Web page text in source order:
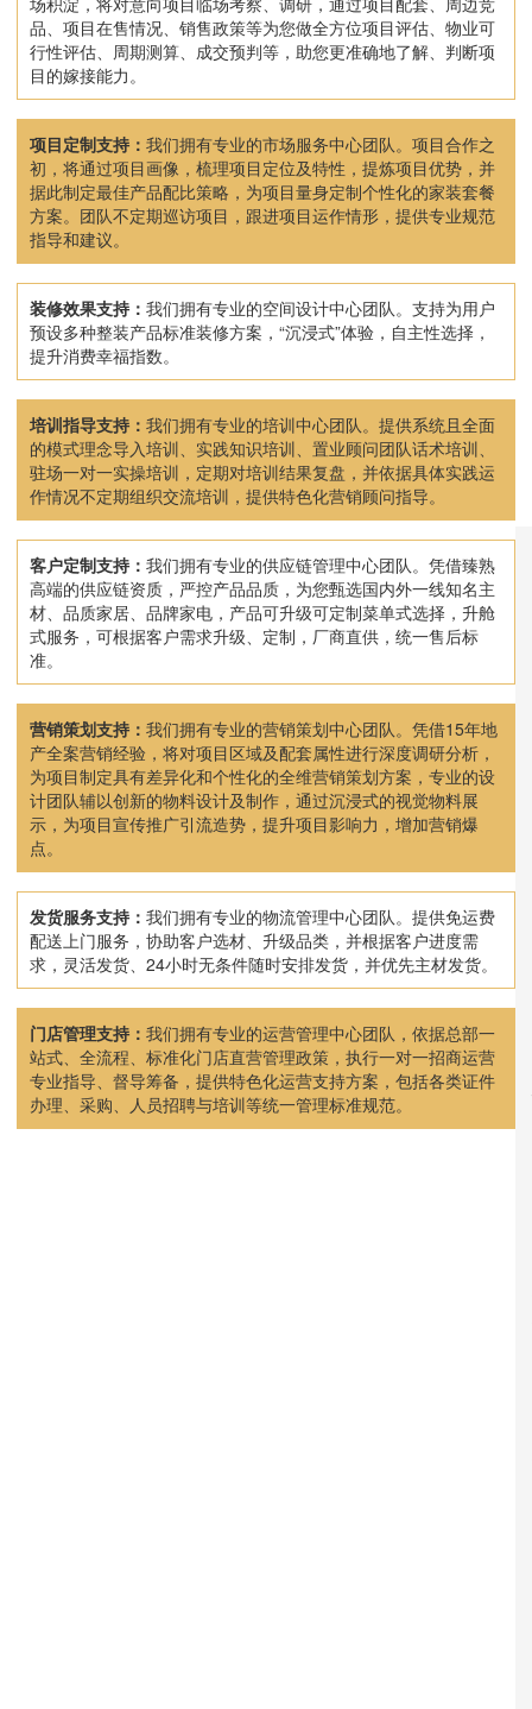
品、项目在售情况、销售政策等为您做全方位项目评估、物业可
行性评估、周期测算、成交预判等，助您更准确地了解、判断项
目的嫁接能力。
项目定制支持： 我们拥有专业的市场服务中心团队。项目合作之
初，将通过项目画像，梳理项目定位及特性，提炼项目优势，并
据此制定最佳产品配比策略，为项目量身定制个性化的家装套餐
方案。团队不定期巡访项目，跟进项目运作情形，提供专业规范
指导和建议。
装修效果支持： 我们拥有专业的空间设计中心团队。支持为用户
预设多种整装产品标准装修方案，“沉浸式”体验，自主性选择，
提升消费幸福指数。
培训指导支持： 我们拥有专业的培训中心团队。提供系统且全面
的模式理念导入培训、实践知识培训、置业顾问团队话术培训、
驻场一对一实操培训，定期对培训结果复盘，并依据具体实践运
作情况不定期组织交流培训，提供特色化营销顾问指导。
客户定制支持： 我们拥有专业的供应链管理中心团队。凭借臻熟
高端的供应链资质，严控产品品质，为您甄选国内外一线知名主
材、品质家居、品牌家电，产品可升级可定制菜单式选择，升舱
式服务，可根据客户需求升级、定制，厂商直供，统一售后标
准。
营销策划支持： 我们拥有专业的营销策划中心团队。凭借15年地
产全案营销经验，将对项目区域及配套属性进行深度调研分析，
为项目制定具有差异化和个性化的全维营销策划方案，专业的设
计团队辅以创新的物料设计及制作，通过沉浸式的视觉物料展
示，为项目宣传推广引流造势，提升项目影响力，增加营销爆
点。
发货服务支持： 我们拥有专业的物流管理中心团队。提供免运费
配送上门服务，协助客户选材、升级品类，并根据客户进度需
求，灵活发货、24小时无条件随时安排发货，并优先主材发货。
门店管理支持： 我们拥有专业的运营管理中心团队，依据总部一
站式、全流程、标准化门店直营管理政策，执行一对一招商运营
专业指导、督导筹备，提供特色化运营支持方案，包括各类证件
办理、采购、人员招聘与培训等统一管理标准规范。